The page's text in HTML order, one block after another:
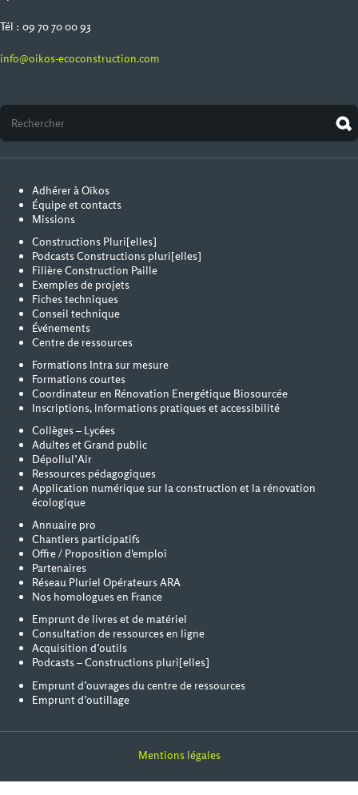
Tél : 09 70 70 00 93
info@oikos-ecoconstruction.com
Adhérer à Oïkos
Équipe et contacts
Missions
Constructions Pluri[elles]
Podcasts Constructions pluri[elles]
Filière Construction Paille
Exemples de projets
Fiches techniques
Conseil technique
Événements
Centre de ressources
Formations Intra sur mesure
Formations courtes
Coordinateur en Rénovation Energétique Biosourcée
Inscriptions, informations pratiques et accessibilité
Collèges – Lycées
Adultes et Grand public
Dépollul’Air
Ressources pédagogiques
Application numérique sur la construction et la rénovation
écologique
Annuaire pro
Chantiers participatifs
Offre / Proposition d'emploi
Partenaires
Réseau Pluriel Opérateurs ARA
Nos homologues en France
Emprunt de livres et de matériel
Consultation de ressources en ligne
Acquisition d’outils
Podcasts – Constructions pluri[elles]
Emprunt d’ouvrages du centre de ressources
Emprunt d’outillage
Mentions légales